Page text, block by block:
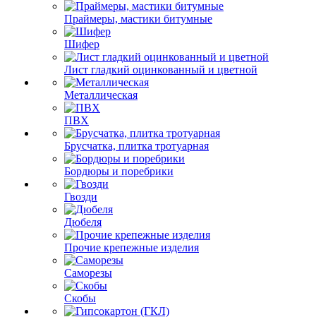
Праймеры, мастики битумные
Шифер
Лист гладкий оцинкованный и цветной
Металлическая
ПВХ
Брусчатка, плитка тротуарная
Бордюры и поребрики
Гвозди
Дюбеля
Прочие крепежные изделия
Саморезы
Скобы